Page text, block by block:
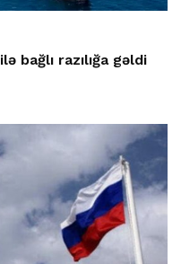
bağlı razılığa gəldi